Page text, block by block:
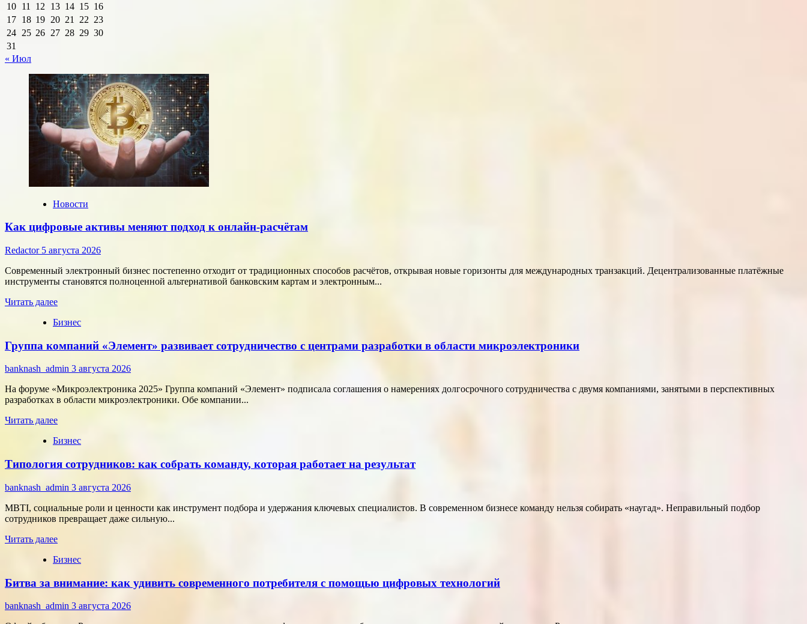
10 11 12 13 14 15 16
17 18 19 20 21 22 23
24 25 26 27 28 29 30
31
« Июл
Новости
Как цифровые активы меняют подход к онлайн-расчётам
Redactor 5 августа 2026
Современный электронный бизнес постепенно отходит от традиционных способов расчётов, открывая новые горизонты для международных транзакций. Децентрализованные платёжные
инструменты становятся полноценной альтернативой банковским картам и электронным...
Читать далееПрочитать
о
цифровые
меняют
к
онлайн-
Бизнес
Группа компаний «Элемент» развивает сотрудничество с центрами разработки в области микроэлектроники
banknash_admin 3 августа 2026
На форуме «Микроэлектроника 2025» Группа компаний «Элемент» подписала соглашения о намерениях долгосрочного сотрудничества с двумя компаниями, занятыми в перспективных
разработках в области микроэлектроники. Обе компании...
Читать далееПрочитать
о
компаний
«Элемент»
развивает
сотрудничество
с
центрами
в
микроэлектроники
Бизнес
Типология сотрудников: как собрать команду, которая работает на результат
banknash_admin 3 августа 2026
MBTI, социальные роли и ценности как инструмент подбора и удержания ключевых специалистов. В современном бизнесе команду нельзя собирать «наугад». Неправильный подбор
сотрудников превращает даже сильную...
Читать далееПрочитать
о
сотрудников:
собрать
команду,
Бизнес
Битва за внимание: как удивить современного потребителя с помощью цифровых технологий
banknash_admin 3 августа 2026